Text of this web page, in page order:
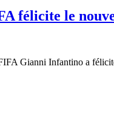
félicite le
Gianni Infantino a